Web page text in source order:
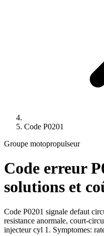
Code P0201
Groupe motopropulseur
Code erreur
solutions et
Code P0201 signale defaut
resistance anormale, court-
injecteur cyl 1. Symptomes: